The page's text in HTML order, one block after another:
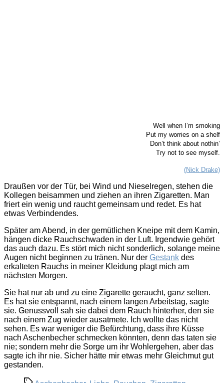
Well when I’m smoking
Put my worries on a shelf
Don’t think about nothin’
Try not to see myself.
(Nick Drake)
Draußen vor der Tür, bei Wind und Nieselregen, stehen die
Kollegen beisammen und ziehen an ihren Zigaretten. Man
friert ein wenig und raucht gemeinsam und redet. Es hat
etwas Verbindendes.
Später am Abend, in der gemütlichen Kneipe mit dem Kamin,
hängen dicke Rauchschwaden in der Luft. Irgendwie gehört
das auch dazu. Es stört mich nicht sonderlich, solange meine
Augen nicht beginnen zu tränen. Nur der Gestank des
erkalteten Rauchs in meiner Kleidung plagt mich am
nächsten Morgen.
Sie hat nur ab und zu eine Zigarette geraucht, ganz selten.
Es hat sie entspannt, nach einem langen Arbeitstag, sagte
sie. Genussvoll sah sie dabei dem Rauch hinterher, den sie
nach einem Zug wieder ausatmete. Ich wollte das nicht
sehen. Es war weniger die Befürchtung, dass ihre Küsse
nach Aschenbecher schmecken könnten, denn das taten sie
nie; sondern mehr die Sorge um ihr Wohlergehen, aber das
sagte ich ihr nie. Sicher hätte mir etwas mehr Gleichmut gut
gestanden.
Schlagwörter